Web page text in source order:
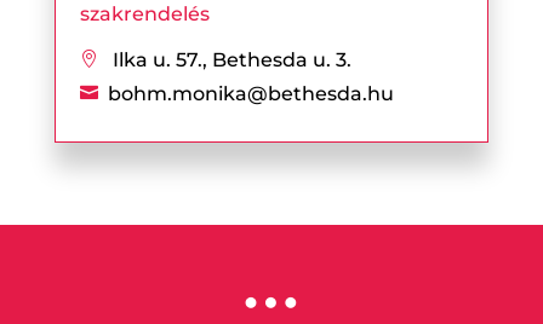
szakrendelés
 Ilka u. 57., Bethesda u. 3.
 bohm.monika@bethesda.hu
…